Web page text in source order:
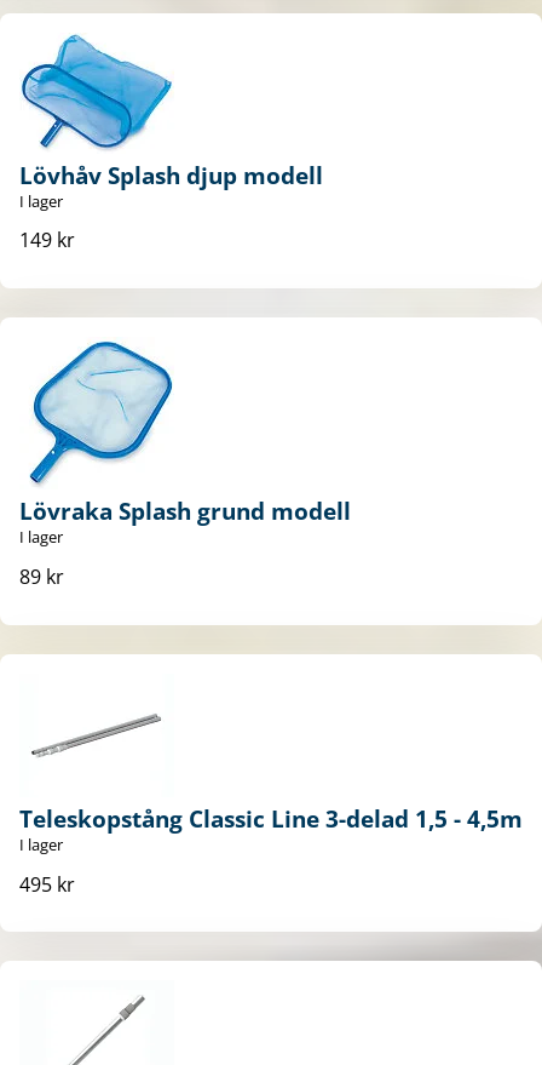
Lövhåv Splash djup modell
I lager
149 kr
Lövraka Splash grund modell
I lager
89 kr
Teleskopstång Classic Line 3-delad 1,5 - 4,5m
I lager
495 kr